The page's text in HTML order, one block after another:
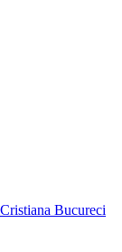
Cristiana Bucureci